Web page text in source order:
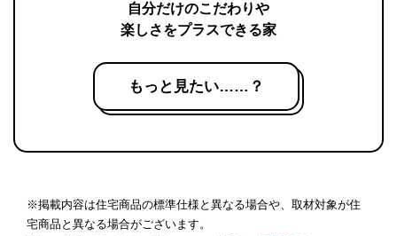
自分だけのこだわりや
楽しさをプラスできる家
もっと見たい……？
※掲載内容は住宅商品の標準仕様と異なる場合や、取材対象が住
宅商品と異なる場合がございます。